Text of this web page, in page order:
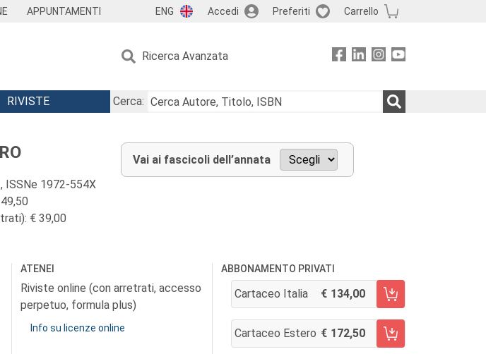
APPUNTAMENTI ENG Accedi Preferiti Carrello
Ricerca Avanzata
RIVISTE
Cerca:
ISSNe 1972-554X
€ 39,00
Vai ai fascicoli dell’annata
ATENEI
Riviste online (con arretrati, accesso
perpetuo, formula plus)
Info su licenze online
ABBONAMENTO PRIVATI
Cartaceo Italia 134,00
AGGIUNGI AL CARRELLO
Cartaceo Estero 172,50
AGGIUNGI AL CARRELLO